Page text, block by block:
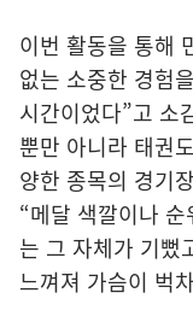
이번 활동을 통해
없는 소중한 경험
시간이었다”고 소
뿐만 아니라 태권
양한 종목의 경기
“메달 색깔이나
는 그 자체가 기뻤
느껴져 가슴이 벅